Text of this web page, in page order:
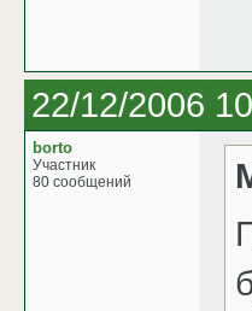
22/12/2006
borto
Участник
80 сообщений